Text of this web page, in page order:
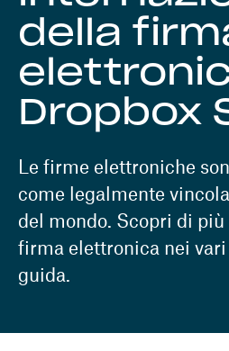
della
Dropbox
Le firme elettroniche
come legalmente
del mondo. Scopri di
firma elettronica nei vari
guida.